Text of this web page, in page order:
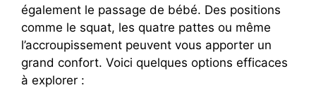
également le passage de bébé. Des positions
comme le squat, les quatre pattes ou même
l’accroupissement peuvent vous apporter un
grand confort. Voici quelques options efficaces
à explorer :